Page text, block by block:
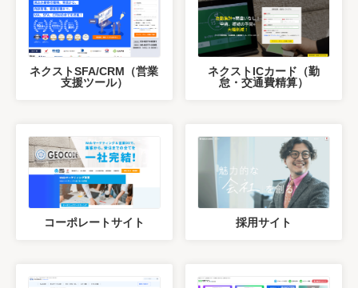
ネクストSFA/CRM（営業
支援ツール）
ネクストICカード（勤
怠・交通費精算）
コーポレートサイト 採用サイト